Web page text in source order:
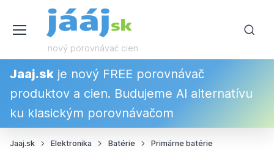
nový porovnávač cien
Jaaj.sk je nový FREE porovnávač
produktov a cien. Budujeme AI alternatívu
ku klasickým porovnávačom
Jaaj.sk Elektronika Batérie Primárne batérie